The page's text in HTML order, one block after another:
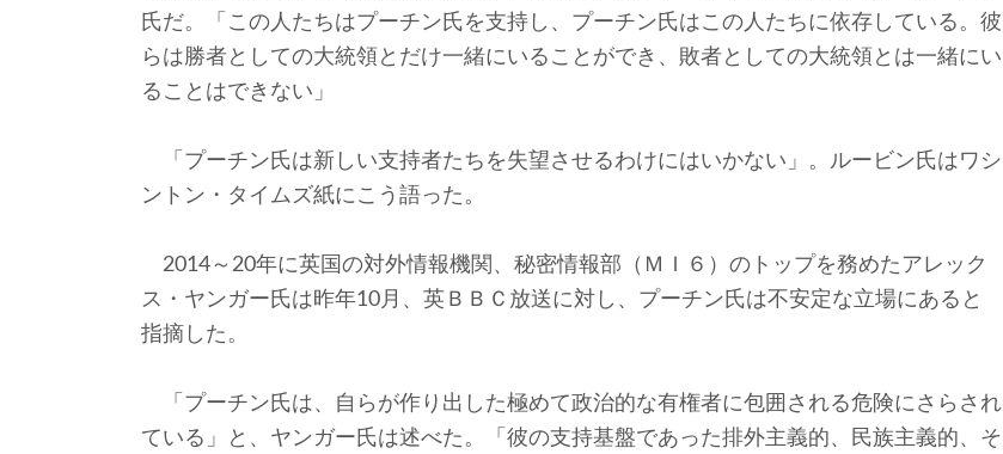
氏だ。「この人たちはプーチン氏を支持し、プーチン氏はこの人たちに依存している。彼
らは勝者としての大統領とだけ一緒にいることができ、敗者としての大統領とは一緒にい
ることはできない」
「プーチン氏は新しい支持者たちを失望させるわけにはいかない」。ルービン氏はワシ
ントン・タイムズ紙にこう語った。
2014～20年に英国の対外情報機関、秘密情報部（ＭＩ６）のトップを務めたアレック
ス・ヤンガー氏は昨年10月、英ＢＢＣ放送に対し、プーチン氏は不安定な立場にあると
指摘した。
「プーチン氏は、自らが作り出した極めて政治的な有権者に包囲される危険にさらされ
ている」と、ヤンガー氏は述べた。「彼の支持基盤であった排外主義的、民族主義的、そ